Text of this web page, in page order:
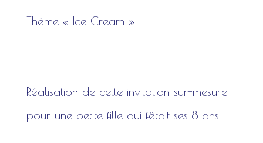
Thème « Ice Cream »
Réalisation de cette invitation sur-mesure
pour une petite fille qui fêtait ses 8 ans.